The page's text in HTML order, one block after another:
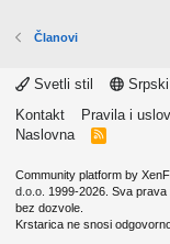
Članovi
Svetli stil
Srpski
Kontakt
Pravila i
Naslovna
R
Community platform by
d.o.o. 1999-2026. Sva
bez dozvole.
Krstarica ne snosi